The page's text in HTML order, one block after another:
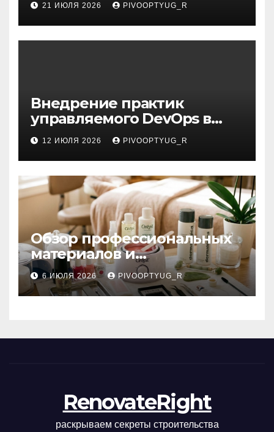
21 ИЮЛЯ 2026 PIVOOPTYUG_R
Внедрение практик
управляемого DevOps в
корпоративную ИТ-
инфраструктуру
12 ИЮЛЯ 2026 PIVOOPTYUG_R
Обзор профессиональных
материалов и
инструментов для
маникюра, депиляции,
наращивания ресниц и
6 ИЮЛЯ 2026 PIVOOPTYUG_R
RenovateRight
раскрываем секреты строительства